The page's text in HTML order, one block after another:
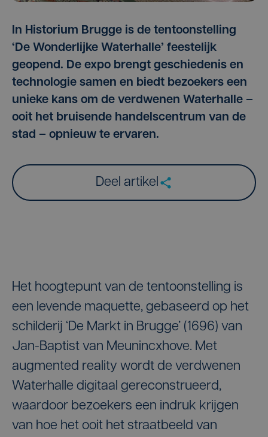
In Historium Brugge is de tentoonstelling
‘De Wonderlijke Waterhalle’ feestelijk
geopend. De expo brengt geschiedenis en
technologie samen en biedt bezoekers een
unieke kans om de verdwenen Waterhalle –
ooit het bruisende handelscentrum van de
stad – opnieuw te ervaren.
Deel artikel
Het hoogtepunt van de tentoonstelling is
een levende maquette, gebaseerd op het
schilderij ‘De Markt in Brugge’ (1696) van
Jan-Baptist van Meunincxhove. Met
augmented reality wordt de verdwenen
Waterhalle digitaal gereconstrueerd,
waardoor bezoekers een indruk krijgen
van hoe het ooit het straatbeeld van